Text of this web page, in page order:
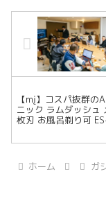
【mį】コスパ抜群の
ニック ラムダッシュ
枚刃 お風呂剃り可
ホーム ガ